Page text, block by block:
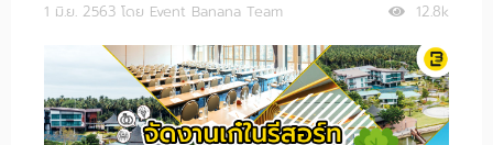
12.8k
1 มิ.ย. 2563 โดย Event Banana Team